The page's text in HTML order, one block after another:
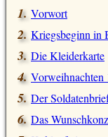
Vorwort
Kriegsbeginn in
Die Kleiderkarte
Vorweihnachten
Der
Das